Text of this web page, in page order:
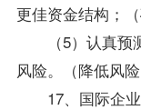
更佳资金结构；（
（5）认真预测
风险。（降低风险
17、国际企业